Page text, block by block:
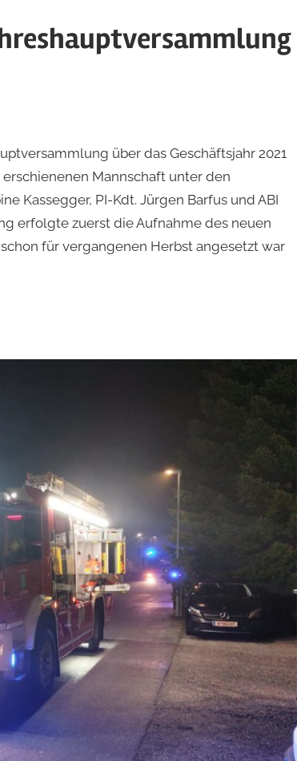
über das Geschäftsjahr 2021
Mannschaft unter den
Kassegger, PI-Kdt. Jürgen Barfus und ABI
erfolgte zuerst die Aufnahme des neuen
für vergangenen Herbst angesetzt war